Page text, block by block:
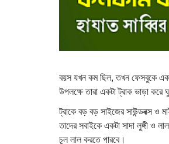
বয়স যখন কম ছিল, তখন ফেসবুকে
উপলক্ষে তারা একটা ট্রাক ভাড়া করে
ট্রাকে বড় বড় সাইজের সাউন্ডবক্স ও
তাদের সবাইকে একটা সাদা লুঙ্গী ও
চুল লাল করতে পারবে।